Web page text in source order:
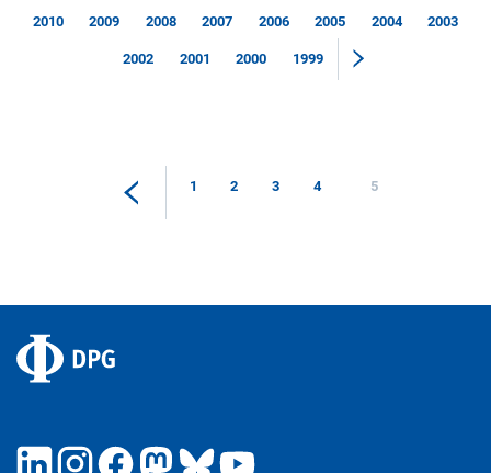
2010 2009 2008 2007 2006 2005 2004 2003
2002 2001 2000 1999
1 2 3 4 5